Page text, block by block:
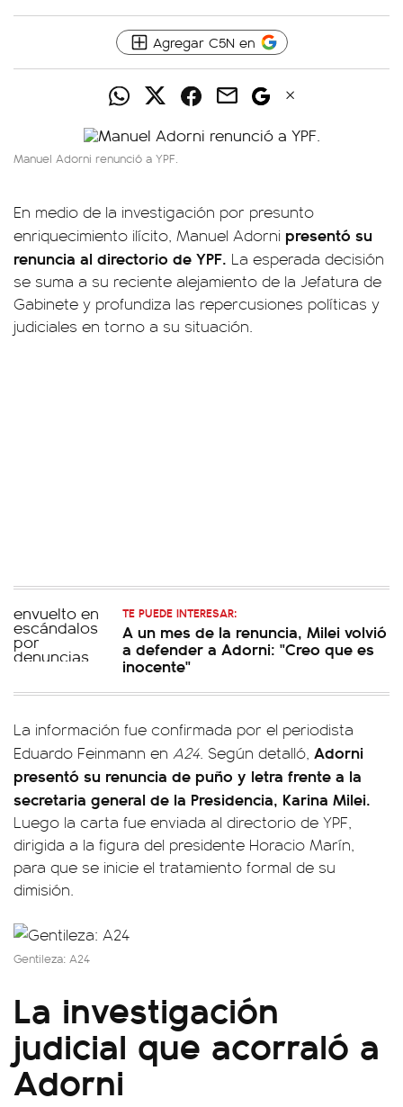
Agregar C5N en
Manuel Adorni renunció a YPF.
En medio de la investigación por presunto
enriquecimiento ilícito, Manuel Adorni presentó su
renuncia al directorio de YPF. La esperada decisión
se suma a su reciente alejamiento de la Jefatura de
Gabinete y profundiza las repercusiones políticas y
judiciales en torno a su situación.
TE PUEDE INTERESAR:
A un mes de la renuncia, Milei volvió
a defender a Adorni: "Creo que es
inocente"
La información fue confirmada por el periodista
Eduardo Feinmann en A24. Según detalló, Adorni
presentó su renuncia de puño y letra frente a la
secretaria general de la Presidencia, Karina Milei.
Luego la carta fue enviada al directorio de YPF,
dirigida a la figura del presidente Horacio Marín,
para que se inicie el tratamiento formal de su
dimisión.
Gentileza: A24
La investigación
judicial que acorraló a
Adorni